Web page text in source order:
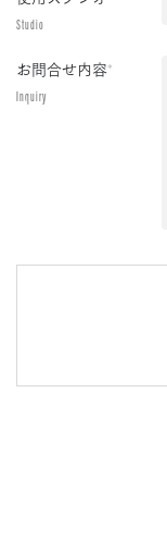
Studio
お問合せ内容*
Inquiry